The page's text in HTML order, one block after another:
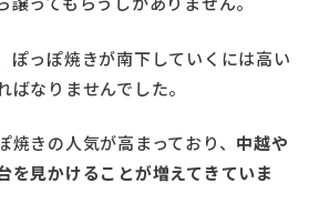
ぽっぽ焼きが南下していくには高い
なりませんでした。
焼きの人気が高まっており、 中越や
を見かけることが増えてきていま